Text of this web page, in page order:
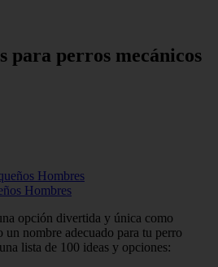
para perros mecánicos
Hombres
opción divertida y única como
un nombre adecuado para tu perro
lista de 100 ideas y opciones: